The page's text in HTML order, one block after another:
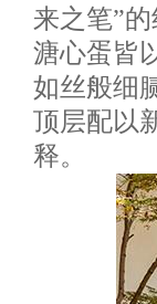
来之笔”
溏心蛋皆
如丝般细
顶层配以
释。